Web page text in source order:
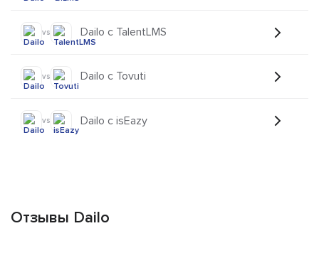
vs Dailo с TalentLMS
vs Dailo с Tovuti
vs Dailo с isEazy
Отзывы Dailo